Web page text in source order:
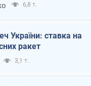
6,8 т.
України: ставка на
ракет
3,1 т.